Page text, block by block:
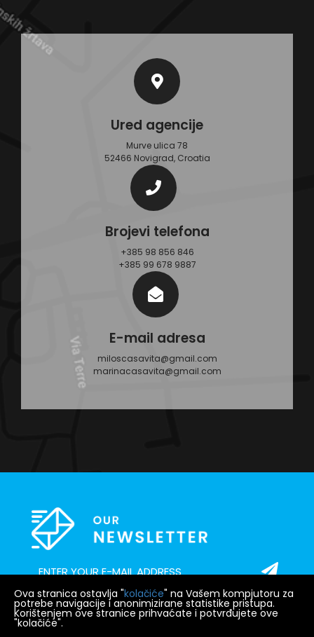
Ured agencije
Murve ulica 78
52466 Novigrad, Croatia
Brojevi telefona
+385 98 856 846
+385 99 678 9887
E-mail adresa
miloscasavita@gmail.com
marinacasavita@gmail.com
Ova stranica ostavlja "kolačiće" na Vašem kompjutoru za
potrebe navigacije i anonimizirane statistike pristupa.
Korištenjem ove stranice prihvaćate i potvrđujete ove
"kolačiće".